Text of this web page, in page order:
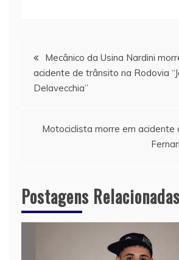
Navegação
de
Post
Mecânico da Usina Nardini
acidente de trânsito na Rodovia
Delavecchia”
Motociclista morre em acidente
Postagens Relacionadas